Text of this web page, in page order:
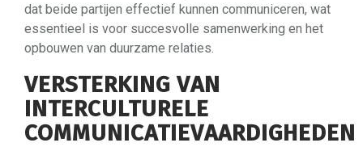
dat beide partijen effectief kunnen communiceren, wat
essentieel is voor succesvolle samenwerking en het
opbouwen van duurzame relaties.
VERSTERKING VAN
INTERCULTURELE
COMMUNICATIEVAARDIGHEDEN